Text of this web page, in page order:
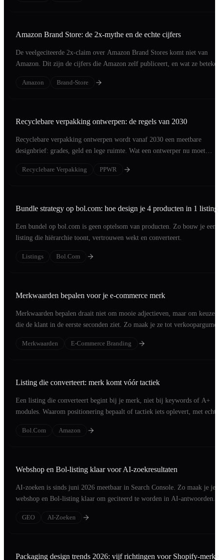
Amazon Brand Store: de 2x-mythe en de echte cijfers
De veelgeciteerde 2x-claim over Amazon Brand Stores komt niet van
Amazon. Dit zijn de cijfers die Amazon zelf publiceert, en wat ze
Amazon
Brand-Store
Recyclebare verpakking ontwerpen: de regels van 2030
Recyclebare verpakking ontwerpen wordt vanaf 2030 een meetbare
designbrief: grades, geld en lege ruimte. Wat een ontwerper nu moet
Recyclebare Verpakking
PPWR
Bundle strategy op bol.com: hoe design je 4 producten in 1 listing
Een bundel op bol.com is geen optelsom van producten. Zo bouw je een
listing die hiërarchie toont, vertrouwen wekt en converteert.
Listings Bol.com
Merkwaarden bepalen voor je e-commerce merk
Merkwaarden bepalen draait niet om mooie adjectieven, maar om keuzes
die de klant in de eerste seconden ziet. Zo maak je ze tot
Merkwaarden E-Commerce Branding
Listing die converteert: merk komt vóór tactiek
Een listing die converteert begint bij je merk, niet bij keywords of A+
modules. Waarom positionering bepaalt of tactiek iets oplevert, met echte
Bol.com
Amazon
Webshop en Bol-listing klaar voor AI-zoekresultaten
AI-zoeken is sinds juni 2026 meetbaar in Search Console. Zo maak je je
webshop en Bol-listing klaar om geciteerd te worden in AI-antwoorden.
GEO AI-Zoeken
Packaging design trends 2026: vijf richtingen voor Shopify-